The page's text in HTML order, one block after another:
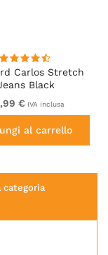
Carlos Stretch
Black
€ IVA inclusa
al carrello